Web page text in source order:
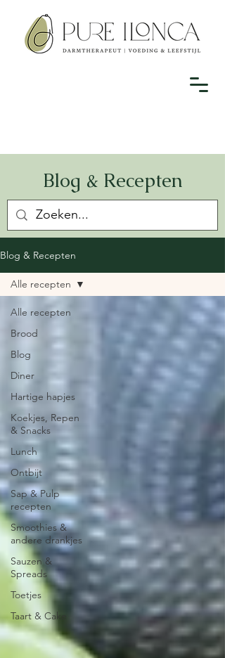
Blog & Recepten
Blog & Recepten
Alle recepten
Brood
Blog
Diner
Hartige hapjes
Koekjes, Repen
& Snacks
Lunch
Ontbijt
Sap & Pulp
recepten
Smoothies &
andere drankjes
Sauzen &
Spreads
Toetjes
Taart & Cake
Alle recepten